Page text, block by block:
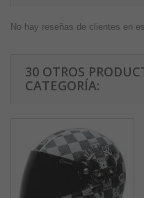
No hay reseñas de clientes en
30 OTROS
CATEGORÍA: